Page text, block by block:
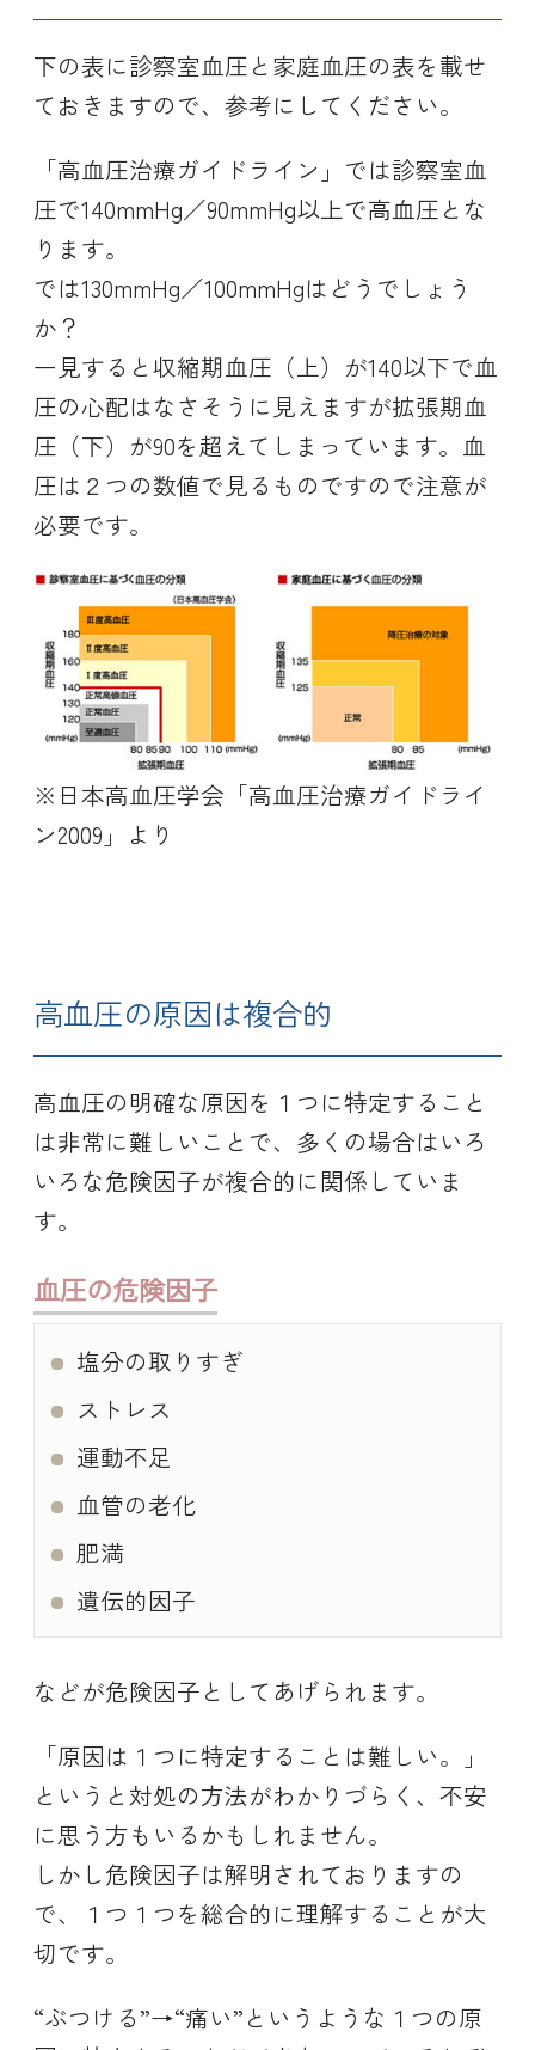
下の表に診察室血圧と家庭血圧の表を載せ
ておきますので、参考にしてください。
「高血圧治療ガイドライン」では診察室血
圧で140mmHg／90mmHg以上で高血圧とな
ります。
では130mmHg／100mmHgはどうでしょう
か？
一見すると収縮期血圧（上）が140以下で血
圧の心配はなさそうに見えますが拡張期血
圧（下）が90を超えてしまっています。血
圧は２つの数値で見るものですので注意が
必要です。
※日本高血圧学会「高血圧治療ガイドライ
ン2009」より
高血圧の原因は複合的
高血圧の明確な原因を１つに特定すること
は非常に難しいことで、多くの場合はいろ
いろな危険因子が複合的に関係していま
す。
血圧の危険因子
塩分の取りすぎ
ストレス
運動不足
血管の老化
肥満
遺伝的因子
などが危険因子としてあげられます。
「原因は１つに特定することは難しい。」
というと対処の方法がわかりづらく、不安
に思う方もいるかもしれません。
しかし危険因子は解明されておりますの
で、１つ１つを総合的に理解することが大
切です。
“ぶつける”→“痛い”というような１つの原